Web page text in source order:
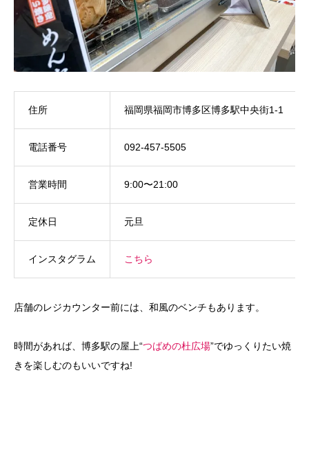
住所 福岡県福岡市博多区博多駅中央街1-1
電話番号 092-457-5505
営業時間 9:00〜21:00
定休日 元旦
インスタグラム こちら
店舗のレジカウンター前には、和風のベンチもあります。
時間があれば、博多駅の屋上“つばめの杜広場”でゆっくりたい焼
きを楽しむのもいいですね!